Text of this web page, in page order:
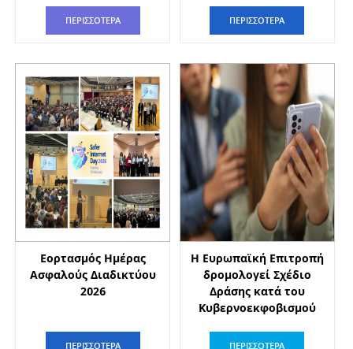
ΠΕΡΙΣΣΟΤΕΡΑ ΠΕΡΙΣΣΟΤΕΡΑ
Εορτασμός Ημέρας
Ασφαλούς Διαδικτύου
2026
ΠΕΡΙΣΣΟΤΕΡΑ
Η Ευρωπαϊκή Επιτροπή
δρομολογεί Σχέδιο
Δράσης κατά του
Κυβερνοεκφοβισμού
ΠΕΡΙΣΣΟΤΕΡΑ